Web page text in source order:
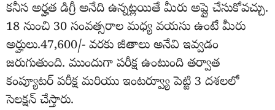
కనీస అర్హత డిగ్రీ అనేది ఉన్నట్లయితే మీరు అప్లై చేసుకోవచ్చు.
18 నుంచి 30 సంవత్సరాల మధ్య వయసు ఉంటే మీరు
అర్హులు.47,600/- వరకు జీతాలు అనేవి ఇవ్వడం
జరుగుతుంది. ముందుగా పరీక్ష ఉంటుంది తర్వాత
కంప్యూటర్ పరీక్ష మరియు ఇంటర్వ్యూ పెట్టి 3 దశలలో
సెలక్షన్ చేస్తారు.